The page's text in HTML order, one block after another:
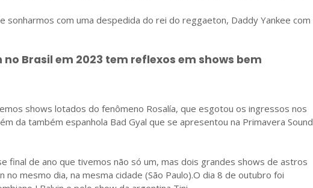
sonharmos com uma despedida do rei do reggaeton, Daddy Yankee com
no Brasil em 2023 tem reflexos em shows bem
shows lotados do fenômeno Rosalía, que esgotou os ingressos nos
da também espanhola Bad Gyal que se apresentou na Primavera Sound
final de ano que tivemos não só um, mas dois grandes shows de astros
no mesmo dia, na mesma cidade (São Paulo).O dia 8 de outubro foi